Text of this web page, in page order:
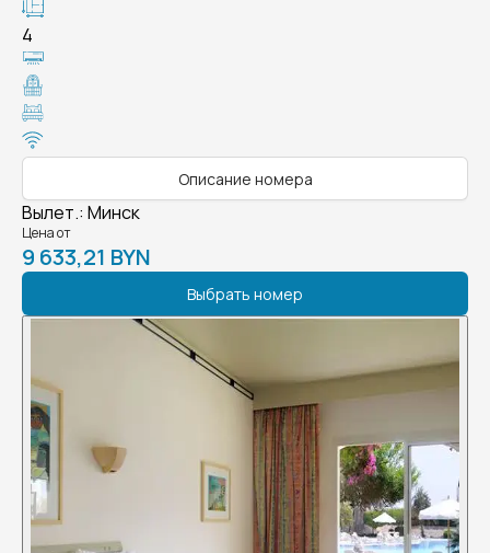
4
Описание номера
Вылет.: Минск
Цена от
9 633,21 BYN
Выбрать номер